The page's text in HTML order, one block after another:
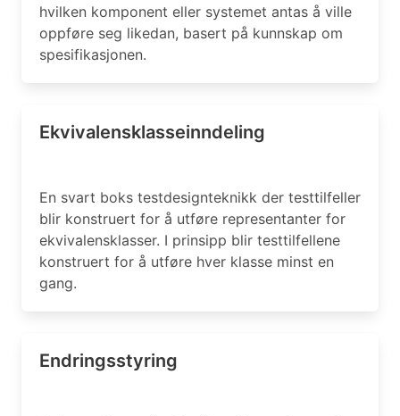
hvilken komponent eller systemet antas å ville
oppføre seg likedan, basert på kunnskap om
spesifikasjonen.
Ekvivalensklasseinndeling
En svart boks testdesignteknikk der testtilfeller
blir konstruert for å utføre representanter for
ekvivalensklasser. I prinsipp blir testtilfellene
konstruert for å utføre hver klasse minst en
gang.
Endringsstyring